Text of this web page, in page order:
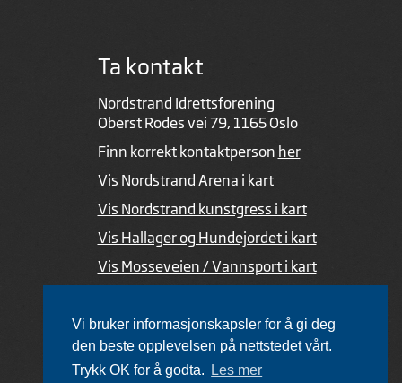
Vi bruker informasjonskapsler for å gi deg
den beste opplevelsen på nettstedet vårt.
Trykk OK for å godta.
Les mer
Ta kontakt
Nordstrand Idrettsforening
Oberst Rodes vei 79, 1165 Oslo
Finn korrekt kontaktperson her
Vis Nordstrand Arena i kart
Vis Nordstrand kunstgress i kart
Vis Hallager og Hundejordet i kart
Vis Mosseveien / Vannsport i kart